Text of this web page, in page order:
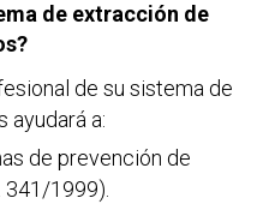
de extracción de
de su sistema de
ayudará a:
de prevención de
341/1999).